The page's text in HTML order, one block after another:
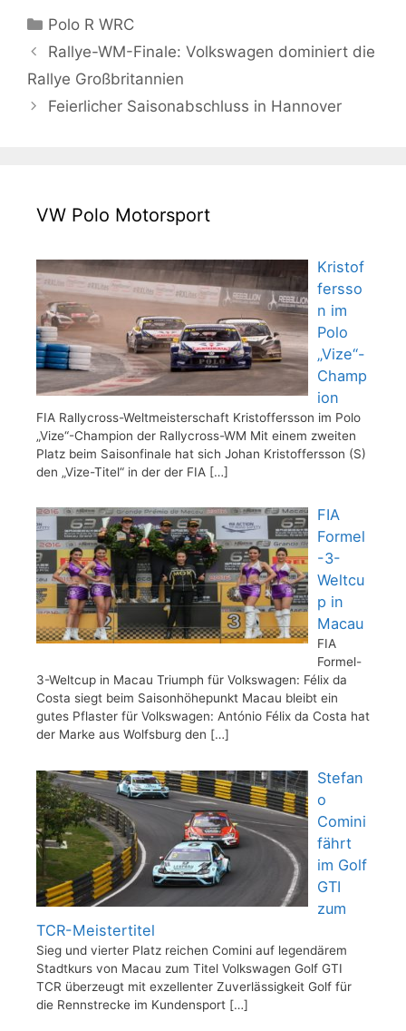
Kategorien
Polo R WRC
Rallye-WM-Finale: Volkswagen dominiert die
Rallye Großbritannien
Feierlicher Saisonabschluss in Hannover
VW Polo Motorsport
Kristof
fersso
n im
Polo
„Vize“-
Champ
ion
FIA Rallycross-Weltmeisterschaft Kristoffersson im Polo
„Vize“-Champion der Rallycross-WM Mit einem zweiten
Platz beim Saisonfinale hat sich Johan Kristoffersson (S)
den „Vize-Titel“ in der der FIA […]
FIA
Formel
-3-
Weltcu
p in
Macau
FIA
Formel-
3-Weltcup in Macau Triumph für Volkswagen: Félix da
Costa siegt beim Saisonhöhepunkt Macau bleibt ein
gutes Pflaster für Volkswagen: António Félix da Costa hat
der Marke aus Wolfsburg den […]
Stefan
o
Comini
fährt
im Golf
GTI
zum
TCR-Meistertitel
Sieg und vierter Platz reichen Comini auf legendärem
Stadtkurs von Macau zum Titel Volkswagen Golf GTI
TCR überzeugt mit exzellenter Zuverlässigkeit Golf für
die Rennstrecke im Kundensport […]